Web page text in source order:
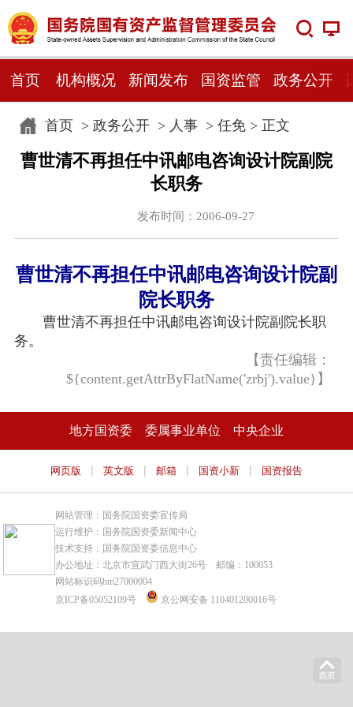
首页 机构概况 新闻发布 国资监管 政务公开
首页> 政务公开> 人事> 任免> 正文
曹世清不再担任中讯邮电咨询设计院副院
长职务
发布时间：2006-09-27
曹世清不再担任中讯邮电咨询设计院副
院长职务
曹世清不再担任中讯邮电咨询设计院副院长职
务。
【责任编辑：
${content.getAttrByFlatName('zrbj').value}】
地方国资委 委属事业单位 中央企业
网页版 | 英文版 | 邮箱 | 国资小新 | 国资报告
网站管理：国务院国资委宣传局
运行维护：国务院国资委新闻中心
技术支持：国务院国资委信息中心
办公地址：北京市宣武门西大街26号 邮编：100053
网站标识码bm27000004
京ICP备05052109号
京公网安备 110401200016号